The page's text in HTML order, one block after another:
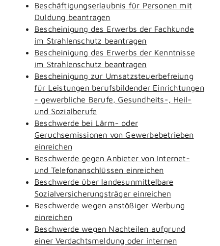
Beschäftigungserlaubnis für Personen mit
Duldung beantragen
Bescheinigung des Erwerbs der Fachkunde
im Strahlenschutz beantragen
Bescheinigung des Erwerbs der Kenntnisse
im Strahlenschutz beantragen
Bescheinigung zur Umsatzsteuerbefreiung
für Leistungen berufsbildender Einrichtungen
- gewerbliche Berufe, Gesundheits-, Heil-
und Sozialberufe
Beschwerde bei Lärm- oder
Geruchsemissionen von Gewerbebetrieben
einreichen
Beschwerde gegen Anbieter von Internet-
und Telefonanschlüssen einreichen
Beschwerde über landesunmittelbare
Sozialversicherungsträger einreichen
Beschwerde wegen anstößiger Werbung
einreichen
Beschwerde wegen Nachteilen aufgrund
einer Verdachtsmeldung oder internen